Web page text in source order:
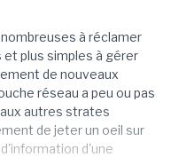
à réclamer
plus simples à gérer
de nouveaux
réseau a peu ou pas
autres strates
de jeter un oeil sur
d'une